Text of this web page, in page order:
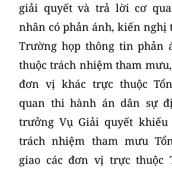
giải quyết và trả lời cơ
nhân có phản ánh, kiến nghị
Trường họp thông tin phản
thuộc trách nhiệm tham
đơn vị khác trực thuộc
quan thi hành án dân sự
trưởng Vụ Giải quyết
trách nhiệm tham mưu
giao các đơn vị trực thuộc